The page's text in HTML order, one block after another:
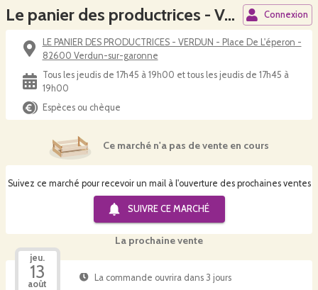
Le panier des productrices - Verdun Connexion
LE PANIER DES PRODUCTRICES - VERDUN - Place De L'éperon -
82600 Verdun-sur-garonne
Tous les jeudis de 17h45 à 19h00 et tous les jeudis de 17h45 à
19h00
Espèces ou chèque
Suivez ce marché pour recevoir un mail à l'ouverture des prochaines ventes
SUIVRE CE MARCHÉ
Ce marché n'a pas de vente en cours
La prochaine vente
jeu.
13
août
La commande ouvrira dans 3 jours